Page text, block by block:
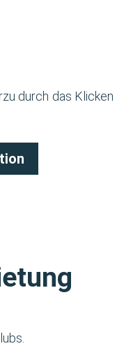
durch das Klicken